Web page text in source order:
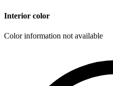
Interior color
Color information not available